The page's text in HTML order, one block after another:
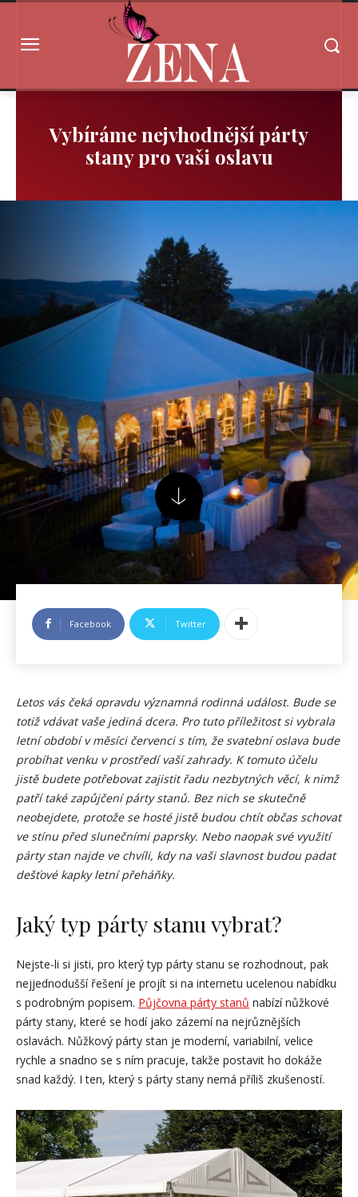
Vybíráme nejvhodnější párty
stany pro vaši oslavu
Facebook Twitter
Letos vás čeká opravdu významná rodinná událost. Bude se
totiž vdávat vaše jediná dcera. Pro tuto příležitost si vybrala
letní období v měsíci červenci s tím, že svatební oslava bude
probíhat venku v prostředí vaší zahrady. K tomuto účelu
jistě budete potřebovat zajistit řadu nezbytných věcí, k nimž
patří také zapůjčení párty stanů. Bez nich se skutečně
neobejdete, protože se hosté jistě budou chtít občas schovat
ve stínu před slunečními paprsky. Nebo naopak své využití
párty stan najde ve chvíli, kdy na vaši slavnost budou padat
dešťové kapky letní přeháňky.
Jaký typ párty stanu vybrat?
Nejste-li si jisti, pro který typ párty stanu se rozhodnout, pak
nejjednodušší řešení je projít si na internetu ucelenou nabídku
s podrobným popisem. Půjčovna párty stanů nabízí nůžkové
párty stany, které se hodí jako zázemí na nejrůznějších
oslavách. Nůžkový párty stan je moderní, variabilní, velice
rychle a snadno se s ním pracuje, takže postavit ho dokáže
snad každý. I ten, který s párty stany nemá příliš zkušeností.